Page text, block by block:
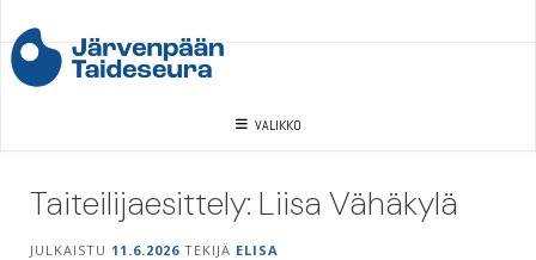
to
content
VALIKKO
Taiteilijaesittely: Liisa Vähäkylä
JULKAISTU 11.6.2026 TEKIJÄ ELISA